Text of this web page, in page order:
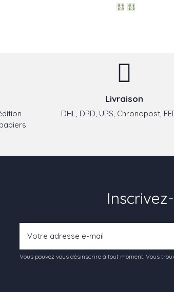
Livraison
DHL, DPD, UPS, Chronopost,
Vous pouvez vous désinscrire à tout moment. Vous